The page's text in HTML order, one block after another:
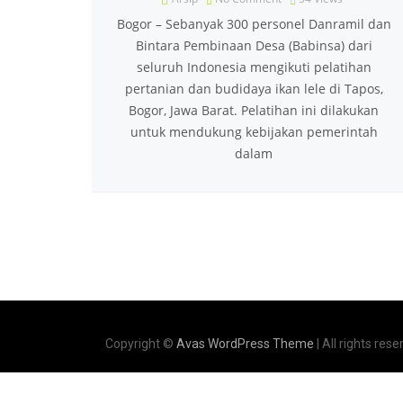
Bogor – Sebanyak 300 personel Danramil dan
Bintara Pembinaan Desa (Babinsa) dari
seluruh Indonesia mengikuti pelatihan
pertanian dan budidaya ikan lele di Tapos,
Bogor, Jawa Barat. Pelatihan ini dilakukan
untuk mendukung kebijakan pemerintah
dalam
Copyright © Avas WordPress Theme | All rights